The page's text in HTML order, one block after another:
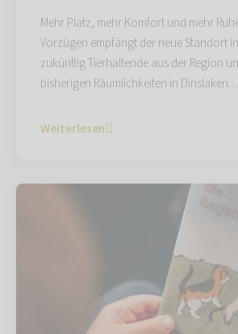
Mehr Platz, mehr Komfort und mehr
Vorzügen empfängt der neue Standort
zukünftig Tierhaltende aus der Region
bisherigen Räumlichkeiten in Dinslaken…
Weiterlesen